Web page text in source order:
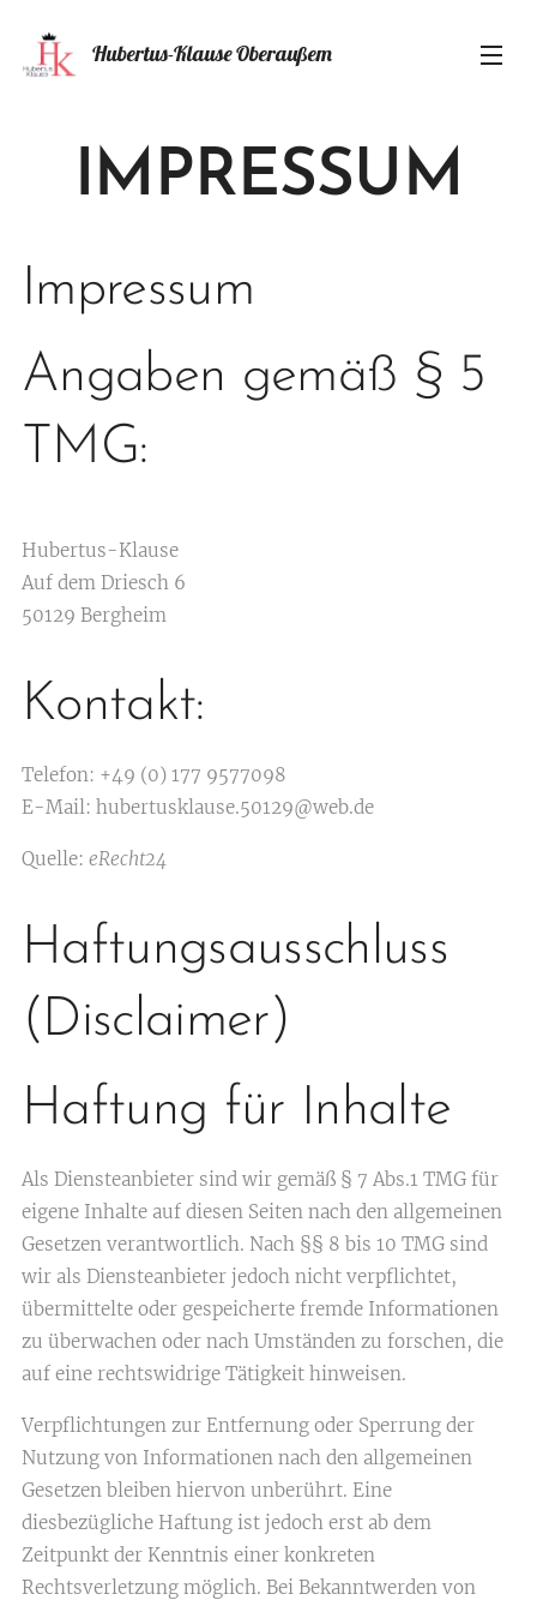
Hubertus-KlauseOberaußem
IMPRESSUM
Impressum
Angaben gemäß § 5
TMG:
Hubertus-Klause
Auf dem Driesch 6
50129 Bergheim
Kontakt:
Telefon: +49 (0) 177 9577098
E-Mail: hubertusklause.50129@web.de
Quelle: eRecht24
Haftungsausschluss
(Disclaimer)
Haftung für Inhalte
Als Diensteanbieter sind wir gemäß § 7 Abs.1 TMG für
eigene Inhalte auf diesen Seiten nach den allgemeinen
Gesetzen verantwortlich. Nach §§ 8 bis 10 TMG sind
wir als Diensteanbieter jedoch nicht verpflichtet,
übermittelte oder gespeicherte fremde Informationen
zu überwachen oder nach Umständen zu forschen, die
auf eine rechtswidrige Tätigkeit hinweisen.
Verpflichtungen zur Entfernung oder Sperrung der
Nutzung von Informationen nach den allgemeinen
Gesetzen bleiben hiervon unberührt. Eine
diesbezügliche Haftung ist jedoch erst ab dem
Zeitpunkt der Kenntnis einer konkreten
Rechtsverletzung möglich. Bei Bekanntwerden von